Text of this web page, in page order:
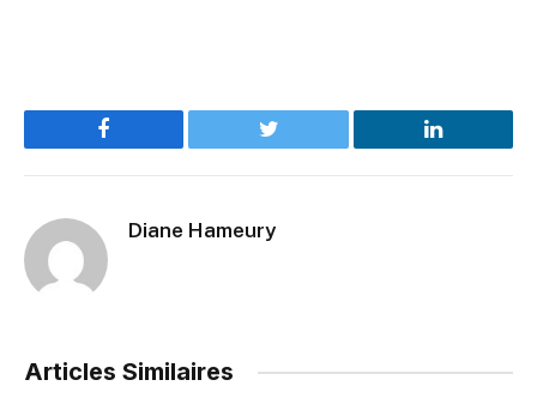
Facebook Twitter LinkedIn
Diane Hameury
Articles Similaires